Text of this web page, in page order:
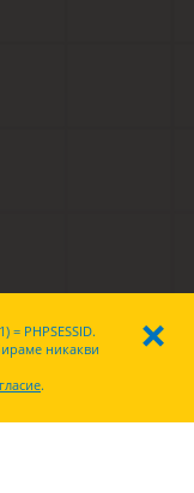
ı
PHPSESSID.
никакви
.